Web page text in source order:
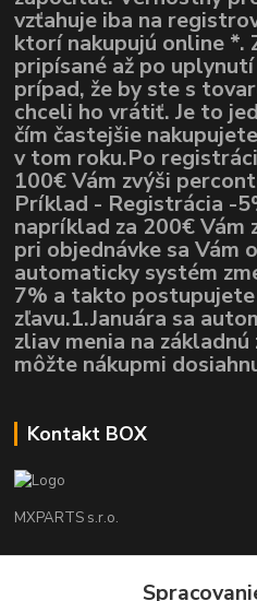
vzťahuje iba na
ktorí nakupujú online *.
pripísané až po
prípad, že by ste s
chceli ho vrátiť. Je to
čím častejšie
v tom roku.Po
100€ Vám zvýši
Príklad - Registrácia -
napríklad za 200€ Vám
pri objednávke sa Vám
automaticky systém
7% a takto postupujete
zľavu.1.Januára sa
zliav menia na
môžte nákupmi
Kontakt BOX
MXPARTS s.r.o.
+421948260186